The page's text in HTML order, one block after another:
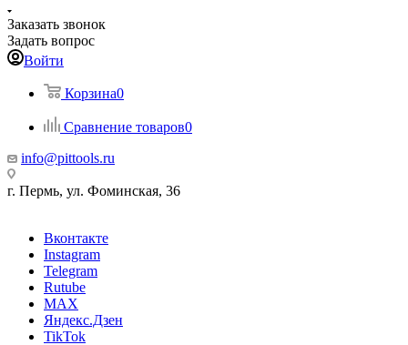
Заказать звонок
Задать вопрос
Войти
Корзина0
Сравнение товаров0
info@pittools.ru
г. Пермь, ул. Фоминская, 36
Вконтакте
Instagram
Telegram
Rutube
MAX
Яндекс.Дзен
TikTok